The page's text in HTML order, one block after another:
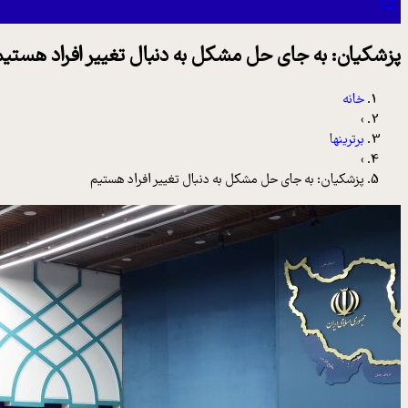
پزشکیان: به جای حل مشکل به دنبال تغییر افراد
خانه
›
برترینها
›
پزشکیان: به جای حل مشکل به دنبال تغییر افراد هستیم